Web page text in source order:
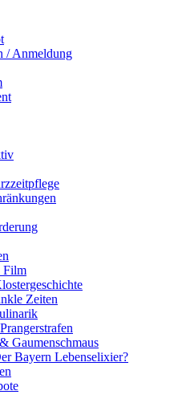
/ Anmeldung
Film
Zeiten
Gaumenschmaus
Bayern Lebenselixier?